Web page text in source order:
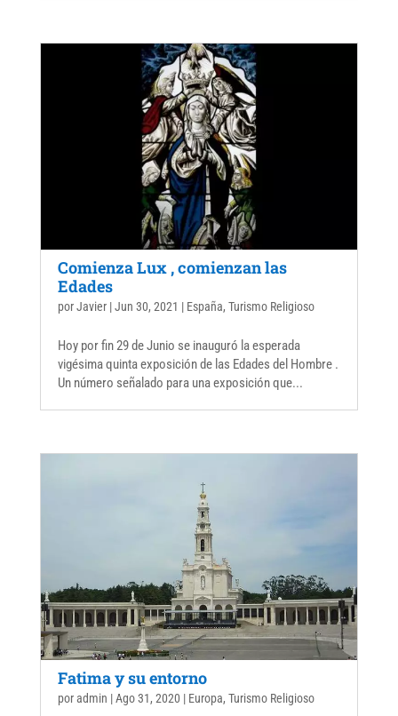
Comienza Lux , comienzan las
Edades
porJavier|Jun 30, 2021 | España, Turismo Religioso
Hoy por fin 29 de Junio se inauguró la esperada
vigésima quinta exposición de las Edades del Hombre .
Un número señalado para una exposición que...
Fatima y su entorno
poradmin |Ago 31, 2020 | Europa, Turismo Religioso